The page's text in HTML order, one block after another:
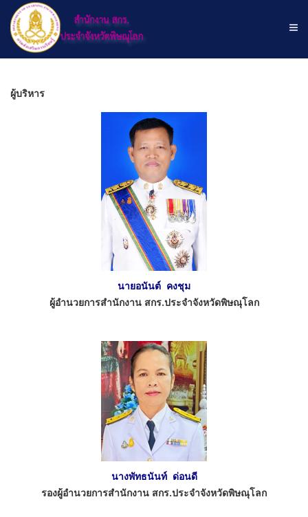
ผู้บริหาร
นายอนันต์ คงชุม
ผู้อำนวยการสำนักงาน สกร.ประจำจังหวัดพิษณุโลก
นางพัทธนันท์ ด่อนดี
รองผู้อำนวยการสำนักงาน สกร.ประจำจังหวัดพิษณุโลก